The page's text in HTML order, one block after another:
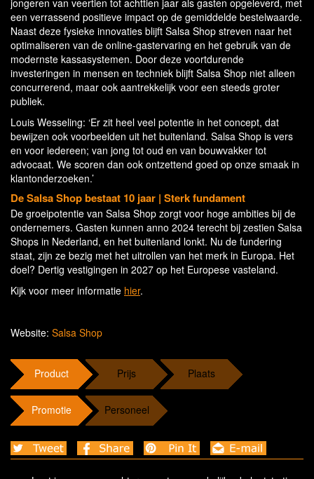
jongeren van veertien tot achttien jaar als gasten opgeleverd, met
een verrassend positieve impact op de gemiddelde bestelwaarde.
Naast deze fysieke innovaties blijft Salsa Shop streven naar het
optimaliseren van de online-gastervaring en het gebruik van de
modernste kassasystemen. Door deze voortdurende
investeringen in mensen en techniek blijft Salsa Shop niet alleen
concurrerend, maar ook aantrekkelijk voor een steeds groter
publiek.
Louis Wesseling: ‘Er zit heel veel potentie in het concept, dat
bewijzen ook voorbeelden uit het buitenland. Salsa Shop is vers
en voor iedereen; van jong tot oud en van bouwvakker tot
advocaat. We scoren dan ook ontzettend goed op onze smaak in
klantonderzoeken.’
De Salsa Shop bestaat 10 jaar | Sterk fundament
De groeipotentie van Salsa Shop zorgt voor hoge ambities bij de
ondernemers. Gasten kunnen anno 2024 terecht bij zestien Salsa
Shops in Nederland, en het buitenland lonkt. Nu de fundering
staat, zijn ze bezig met het uitrollen van het merk in Europa. Het
doel? Dertig vestigingen in 2027 op het Europese vasteland.
Kijk voor meer informatie hier.
Website: Salsa Shop
Product Prijs Plaats
Promotie Personeel